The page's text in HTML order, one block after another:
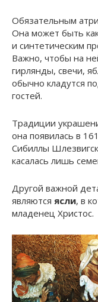
Обязательным
Она может быть
и синтетическим
Важно, чтобы на
гирлянды, свечи,
обычно кладутся
гостей.
Традиции
она появилась в
Сибиллы
касалась лишь
Другой важной
являются ясли, в
младенец Христос.